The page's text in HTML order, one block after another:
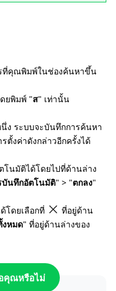
ที่คุณพิมพ์ในช่องค้นหาขึ้น
ยพิมพ์ "ส" เท่านั้น
ง ระบบจะบันทึกการค้นหา
ตั้งค่าดังกล่าวอีกครั้งได้
นมัติได้โดยไปที่ด้านล่าง
บันทึกอัตโนมัติ" > "ตกลง"
โดยเลือกที่
ที่อยู่ด้าน
งหมด" ที่อยู่ด้านล่างของ
คุณหรือไม่